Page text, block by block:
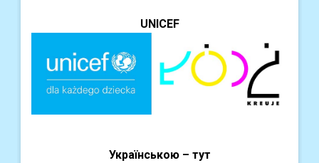
UNICEF
Українською – тут